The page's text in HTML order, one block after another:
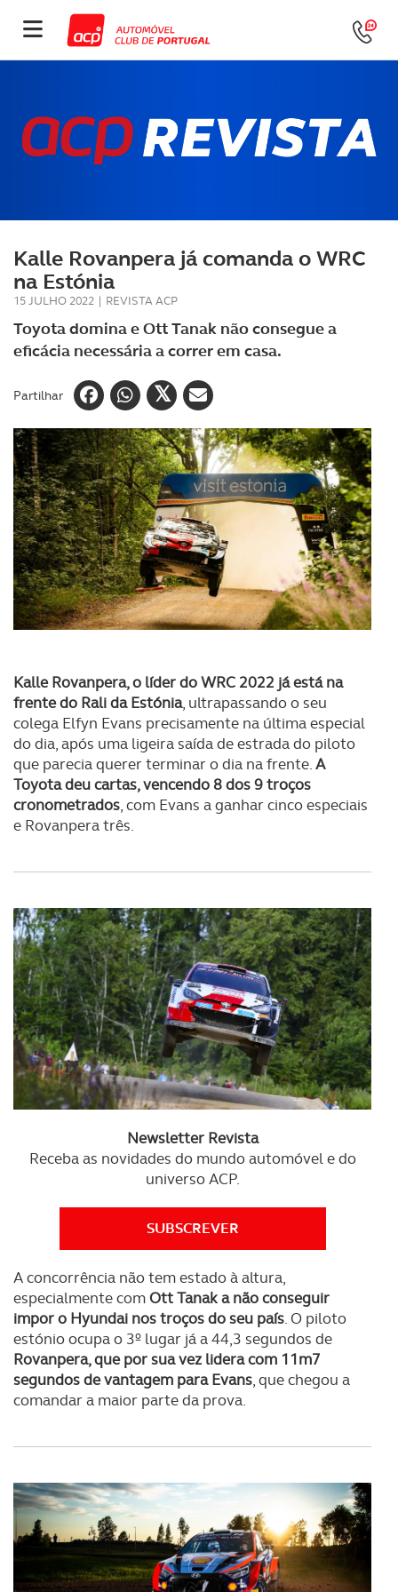
Kalle Rovanpera já comanda o WRC
na Estónia
15 JULHO 2022 | REVISTA ACP
Toyota domina e Ott Tanak não consegue a
eficácia necessária a correr em casa.
Partilhar
Kalle Rovanpera, o líder do WRC 2022 já está na
frente do Rali da Estónia, ultrapassando o seu
colega Elfyn Evans precisamente na última especial
do dia, após uma ligeira saída de estrada do piloto
que parecia querer terminar o dia na frente.A
Toyota deu cartas, vencendo 8 dos 9 troços
cronometrados, com Evans a ganhar cinco especiais
e Rovanpera três.
Newsletter Revista
Receba as novidades do mundo automóvel e do
universo ACP.
SUBSCREVER
A concorrência não tem estado à altura,
especialmente comOtt Tanak a não conseguir
impor o Hyundai nos troços do seu país. O piloto
estónio ocupa o 3º lugar já a 44,3 segundos de
Rovanpera, que por sua vez lidera com 11m7
segundos de vantagem para Evans, que chegou a
comandar a maior parte da prova.